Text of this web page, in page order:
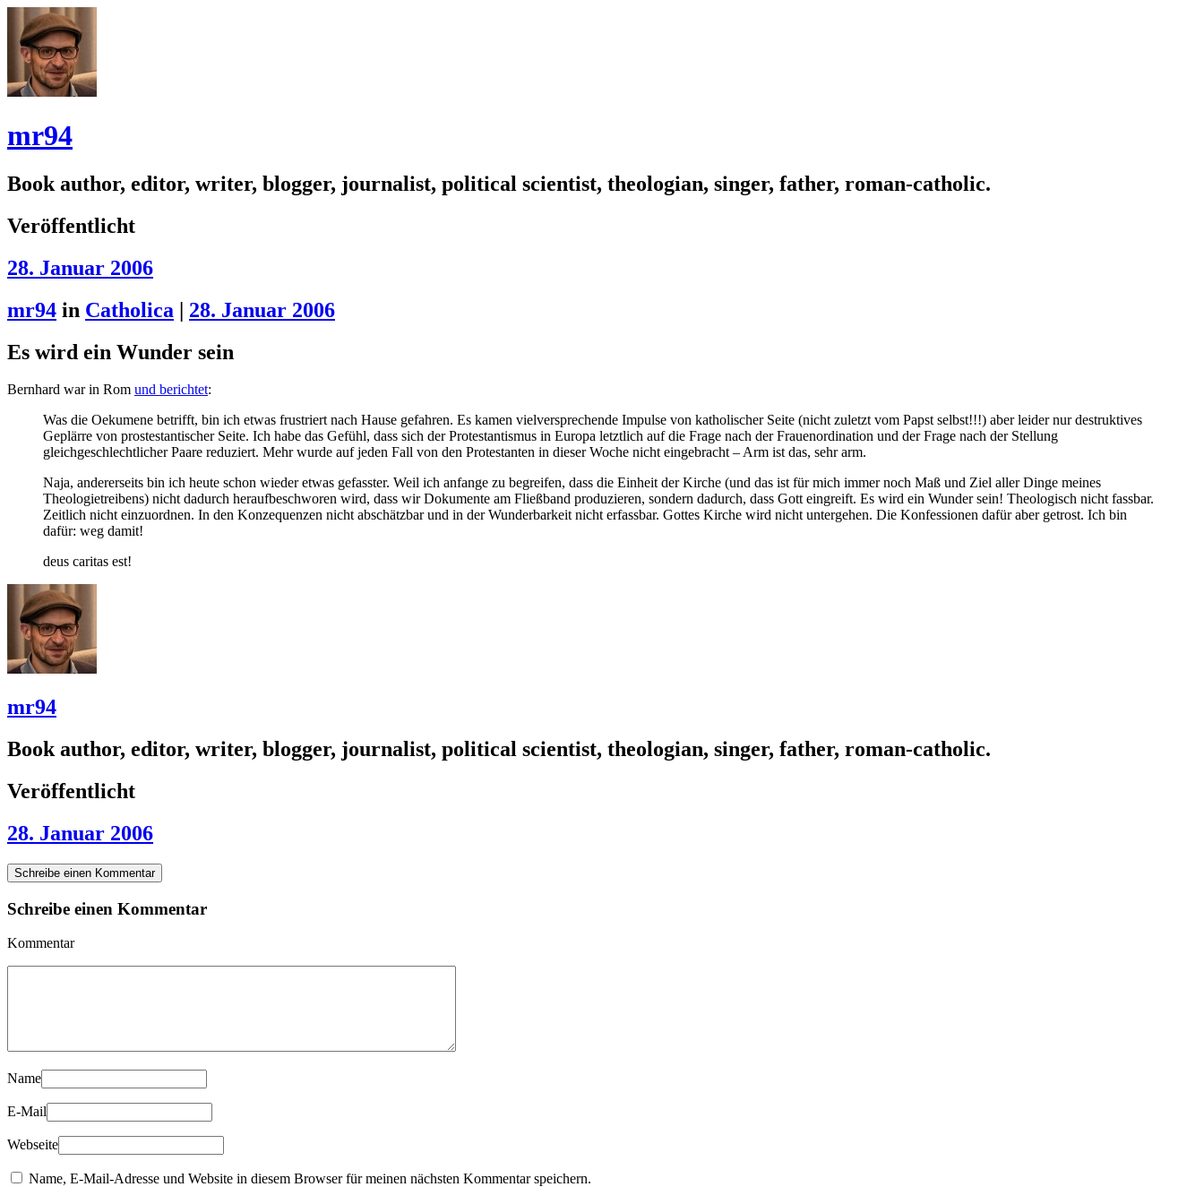
mr94
Book author, editor, writer, blogger, journalist, political scientist, theologian, singer, father, roman-catholic.
Veröffentlicht
28. Januar 2006
mr94 in Catholica | 28. Januar 2006
Es wird ein Wunder sein
Bernhard war in Rom und berichtet:
Was die Oekumene betrifft, bin ich etwas frustriert nach Hause gefahren. Es kamen vielversprechende Impulse von katholischer Seite (nicht zuletzt vom Papst selbst!!!) aber leider nur destruktives
Geplärre von prostestantischer Seite. Ich habe das Gefühl, dass sich der Protestantismus in Europa letztlich auf die Frage nach der Frauenordination und der Frage nach der Stellung
gleichgeschlechtlicher Paare reduziert. Mehr wurde auf jeden Fall von den Protestanten in dieser Woche nicht eingebracht – Arm ist das, sehr arm.
Naja, andererseits bin ich heute schon wieder etwas gefasster. Weil ich anfange zu begreifen, dass die Einheit der Kirche (und das ist für mich immer noch Maß und Ziel aller Dinge meines
Theologietreibens) nicht dadurch heraufbeschworen wird, dass wir Dokumente am Fließband produzieren, sondern dadurch, dass Gott eingreift. Es wird ein Wunder sein! Theologisch nicht fassbar.
Zeitlich nicht einzuordnen. In den Konzequenzen nicht abschätzbar und in der Wunderbarkeit nicht erfassbar. Gottes Kirche wird nicht untergehen. Die Konfessionen dafür aber getrost. Ich bin
dafür: weg damit!
deus caritas est!
mr94
Book author, editor, writer, blogger, journalist, political scientist, theologian, singer, father, roman-catholic.
Veröffentlicht
28. Januar 2006
Schreibe einen Kommentar
Schreibe einen Kommentar
Kommentar
Name
E-Mail
Webseite
Name, E-Mail-Adresse und Website in diesem Browser für meinen nächsten Kommentar speichern.